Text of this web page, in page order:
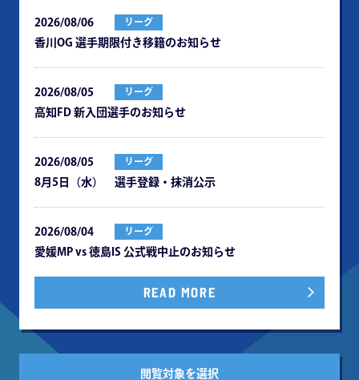
2026/08/06 リーグ
⾹川OG 選⼿期限付き移籍のお知らせ
2026/08/05 リーグ
⾼知FD 新⼊団選⼿のお知らせ
2026/08/05 リーグ
8月5日（水） 選手登録・抹消公示
2026/08/04 リーグ
愛媛MP vs 徳島IS 公式戦中⽌のお知らせ
READ MORE
閲覧対象を選択